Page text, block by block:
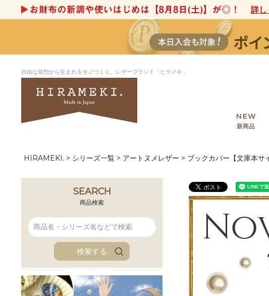
詳し
自由な発想から生まれるモノづくり。レザーブランド「ヒラメキ」
NEW
新商品
長財布
バッグ チ
シーナリーオブザコメット
ブルーアート シャーク
アーキライン パルム
イタリアンレザー
ローダ アートレザーバッグ
ラフヴィンテージ キャンバス
ハレノヒプロジェクト
アートから
For ladies
HIRAMEKI. シリーズ一覧 アートヌメレザー ブックカバー【文庫本サ
SEARCH
商品検索
検索する